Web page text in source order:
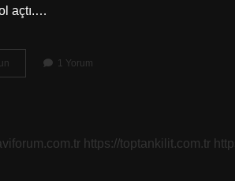
açtı.…
Hangi
1 Yorum
https://toptankilit.com.tr